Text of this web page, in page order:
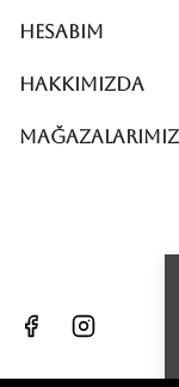
Hesabım
Hakkımızda
MAĞAZALARIMIZ